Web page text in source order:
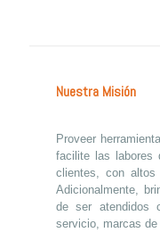
Nuestra Misión
Proveer
facilite las labores
clientes, con altos
Adicionalmente,
de ser atendidos
servicio, marcas